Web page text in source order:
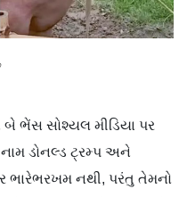
ભેંસ સોશ્યલ મીડિયા પર
ડોનલ્ડ ટ્રમ્પ અને
ભારેભરખમ નથી, પરંતુ તેમનો